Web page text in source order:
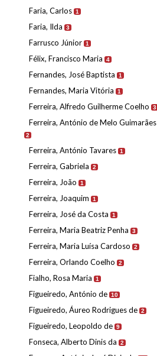
Faria, Carlos 1
Faria, Ilda 3
Farrusco Júnior 1
Félix, Francisco Maria 4
Fernandes, José Baptista 1
Fernandes, Maria Vitória 1
Ferreira, Alfredo Guilherme Coelho 3
Ferreira, António de Melo Guimarães
2
Ferreira, António Tavares 1
Ferreira, Gabriela 2
Ferreira, João 1
Ferreira, Joaquim 1
Ferreira, José da Costa 1
Ferreira, Maria Beatriz Penha 3
Ferreira, Maria Luísa Cardoso 2
Ferreira, Orlando Coelho 2
Fialho, Rosa Maria 1
Figueiredo, António de 10
Figueiredo, Áureo Rodrigues de 2
Figueiredo, Leopoldo de 9
Fonseca, Alberto Dinis da 2